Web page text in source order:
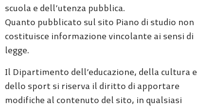
scuola e dell’utenza pubblica.
Quanto pubblicato sul sito Piano di studio non
costituisce informazione vincolante ai sensi di
legge.
Il Dipartimento dell’educazione, della cultura e
dello sport si riserva il diritto di apportare
modifiche al contenuto del sito, in qualsiasi